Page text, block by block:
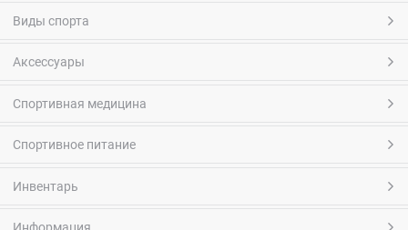
Виды спорта
Аксессуары
Спортивная медицина
Спортивное питание
Инвентарь